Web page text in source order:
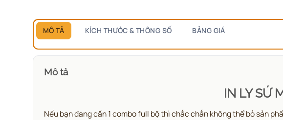
MÔ TẢ KÍCH THƯỚC & THÔNG SỐ BẢNG GIÁ
Mô tả
IN LY SỨ
Nếu bạn đang cần 1 combo full bộ thì chắc chắn không thể bỏ sản